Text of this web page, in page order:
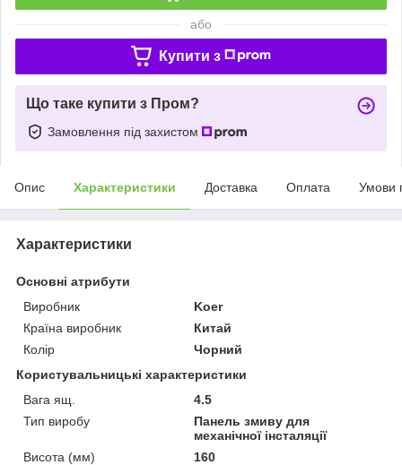
або
Купити з
Що таке купити з Пром?
Замовлення під захистом
Опис Характеристики Доставка Оплата Умови
Характеристики
Основні атрибути
Виробник
Koer
Країна виробник
Китай
Колір
Чорний
Користувальницькі характеристики
Вага ящ.
4.5
Тип виробу
Панель змиву для
механічної інсталяції
Висота (мм)
160